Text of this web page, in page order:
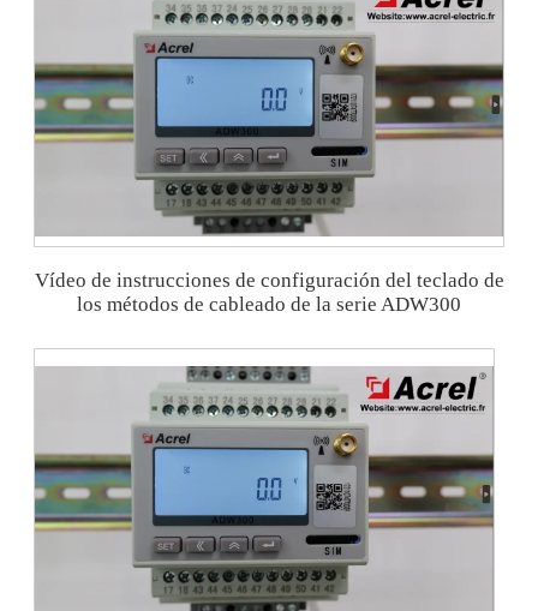
Vídeo de instrucciones de configuración del teclado de
los métodos de cableado de la serie ADW300